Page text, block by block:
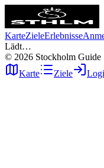
KarteZieleErlebnisse
Lädt…
© 2026 Stockholm Guide
Karte
Ziele